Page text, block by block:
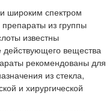
широким спектром
из группы
известны
вещества
рекомендованы для
из стекла,
и хирургической